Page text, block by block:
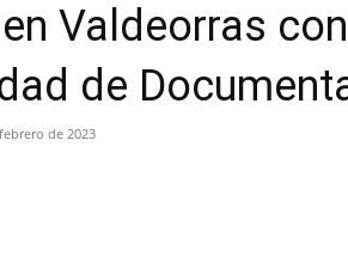
Valdeorras
de
de 2023